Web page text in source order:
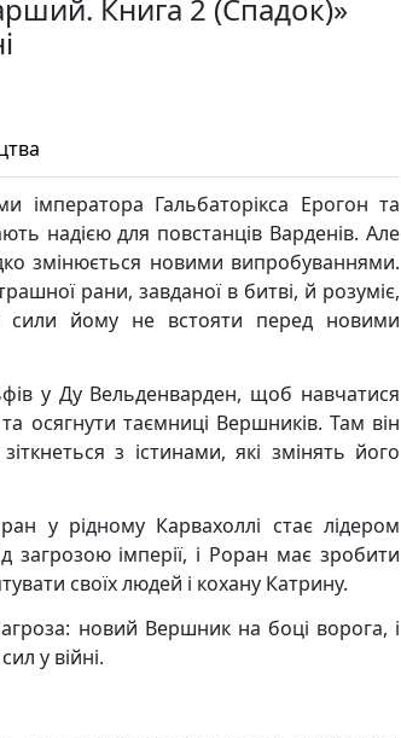
Книга 2 (Спадок)»
імператора Гальбаторікса Ерогон та
надією для повстанців Варденів. Але
змінюється новими випробуваннями.
рани, завданої в битві, й розуміє,
йому не встояти перед новими
у Ду Вельденварден, щоб навчатися
осягнути таємниці Вершників. Там він
з істинами, які змінять його
у рідному Карвахоллі стає лідером
загрозою імперії, і Роран має зробити
своїх людей і кохану Катрину.
новий Вершник на боці ворога, і
у війні.